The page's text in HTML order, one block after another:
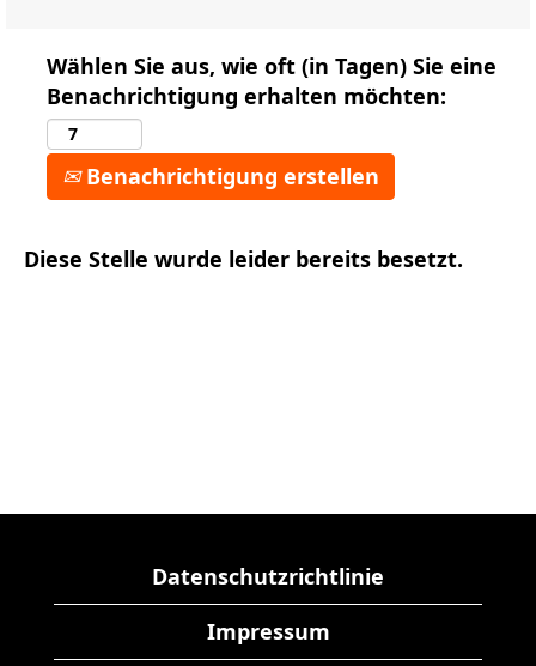
Wählen Sie aus, wie oft (in Tagen) Sie eine
Benachrichtigung erhalten möchten:
Benachrichtigung erstellen
Diese Stelle wurde leider bereits besetzt.
Datenschutzrichtlinie
Impressum